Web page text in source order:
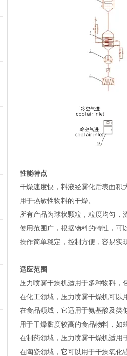
性能特点
干燥速度快，料液经雾化后表面积
用于热敏性物料的干燥。
所有产品为球状颗粒，粒度均匀，
使用范围广，根据物料的特性，可
操作简单稳定，控制方便，容易实
适应范围
压力喷雾干燥机适用于多种物料，
在化工领域，压力喷雾干燥机可以
在食品领域，它适用于氨基酸及类
用于干燥黏度较高的食品物料，如
在制药领域，压力喷雾干燥机适用
在陶瓷领域，它可以用于干燥氧化